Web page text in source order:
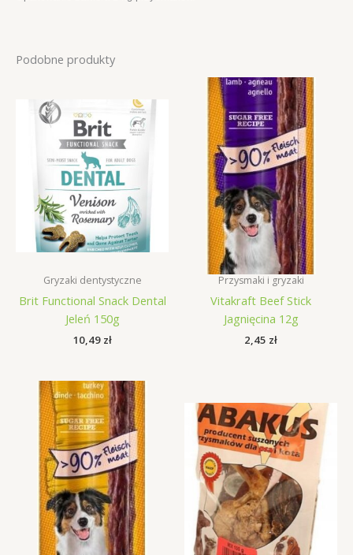
Podobne produkty
Gryzaki dentystyczne
Brit Functional Snack Dental
Jeleń 150g
10,49 zł
Przysmaki i gryzaki
Vitakraft Beef Stick
Jagnięcina 12g
2,45 zł